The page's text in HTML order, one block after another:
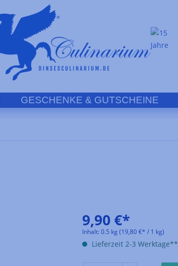
GESCHENKE & GUTSCHEINE
9,90 €*
Inhalt: 0.5 kg (19,80 €* / 1 kg)
Lieferzeit 2-3 Werktage**